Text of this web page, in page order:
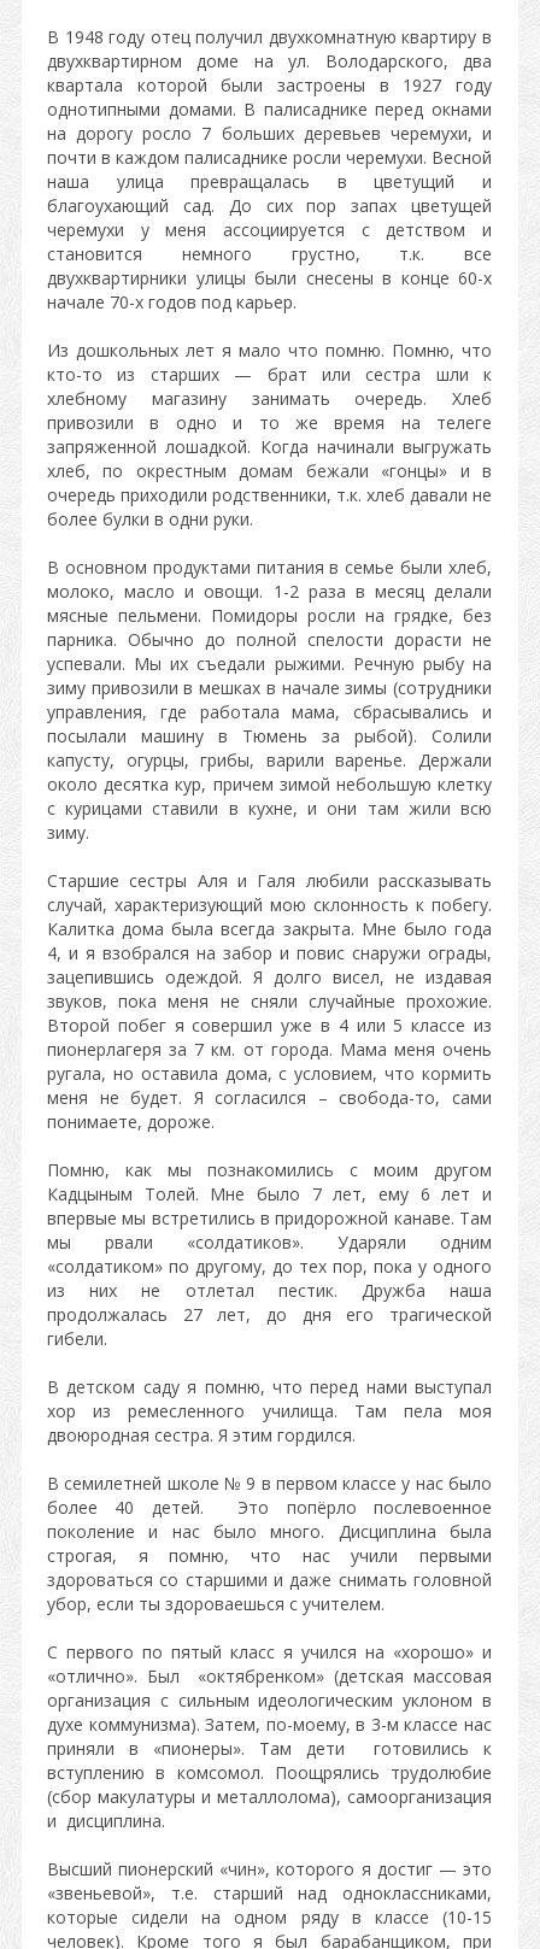
В 1948 году отец получил двухкомнатную квартиру в
двухквартирном доме на ул. Володарского, два
квартала которой были застроены в 1927 году
однотипными домами. В палисаднике перед окнами
на дорогу росло 7 больших деревьев черемухи, и
почти в каждом палисаднике росли черемухи. Весной
наша улица превращалась в цветущий и
благоухающий сад. До сих пор запах цветущей
черемухи у меня ассоциируется с детством и
становится немного грустно, т.к. все
двухквартирники улицы были снесены в конце 60-х
начале 70-х годов под карьер.
Из дошкольных лет я мало что помню. Помню, что
кто-то из старших — брат или сестра шли к
хлебному магазину занимать очередь. Хлеб
привозили в одно и то же время на телеге
запряженной лошадкой. Когда начинали выгружать
хлеб, по окрестным домам бежали «гонцы» и в
очередь приходили родственники, т.к. хлеб давали не
более булки в одни руки.
В основном продуктами питания в семье были хлеб,
молоко, масло и овощи. 1-2 раза в месяц делали
мясные пельмени. Помидоры росли на грядке, без
парника. Обычно до полной спелости дорасти не
успевали. Мы их съедали рыжими. Речную рыбу на
зиму привозили в мешках в начале зимы (сотрудники
управления, где работала мама, сбрасывались и
посылали машину в Тюмень за рыбой). Солили
капусту, огурцы, грибы, варили варенье. Держали
около десятка кур, причем зимой небольшую клетку
с курицами ставили в кухне, и они там жили всю
зиму.
Старшие сестры Аля и Галя любили рассказывать
случай, характеризующий мою склонность к побегу.
Калитка дома была всегда закрыта. Мне было года
4, и я взобрался на забор и повис снаружи ограды,
зацепившись одеждой. Я долго висел, не издавая
звуков, пока меня не сняли случайные прохожие.
Второй побег я совершил уже в 4 или 5 классе из
пионерлагеря за 7 км. от города. Мама меня очень
ругала, но оставила дома, с условием, что кормить
меня не будет. Я согласился – свобода-то, сами
понимаете, дороже.
Помню, как мы познакомились с моим другом
Кадцыным Толей. Мне было 7 лет, ему 6 лет и
впервые мы встретились в придорожной канаве. Там
мы рвали «солдатиков». Ударяли одним
«солдатиком» по другому, до тех пор, пока у одного
из них не отлетал пестик. Дружба наша
продолжалась 27 лет, до дня его трагической
гибели.
В детском саду я помню, что перед нами выступал
хор из ремесленного училища. Там пела моя
двоюродная сестра. Я этим гордился.
В семилетней школе № 9 в первом классе у нас было
более 40 детей. Это попёрло послевоенное
поколение и нас было много. Дисциплина была
строгая, я помню, что нас учили первыми
здороваться со старшими и даже снимать головной
убор, если ты здороваешься с учителем.
С первого по пятый класс я учился на «хорошо» и
«отлично». Был «октябренком» (детская массовая
организация с сильным идеологическим уклоном в
духе коммунизма). Затем, по-моему, в 3-м классе нас
приняли в «пионеры». Там дети готовились к
вступлению в комсомол. Поощрялись трудолюбие
(сбор макулатуры и металлолома), самоорганизация
и дисциплина.
Высший пионерский «чин», которого я достиг — это
«звеньевой», т.е. старший над одноклассниками,
которые сидели на одном ряду в классе (10-15
человек). Кроме того я был барабанщиком, при